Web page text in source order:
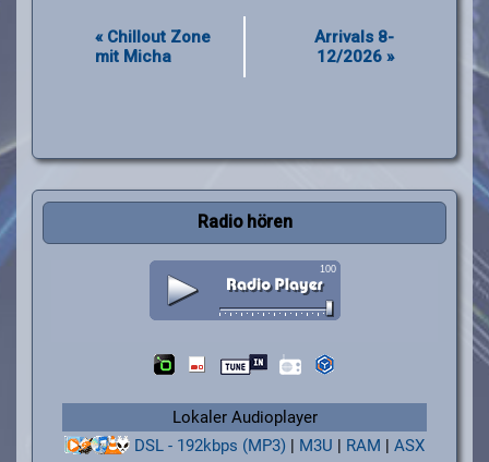
«Chillout Zone
mit Micha
Arrivals 8-
12/2026»
Radio hören
Lokaler Audioplayer
DSL - 192kbps (MP3) | M3U | RAM | ASX